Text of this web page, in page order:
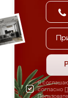
Я
согласно